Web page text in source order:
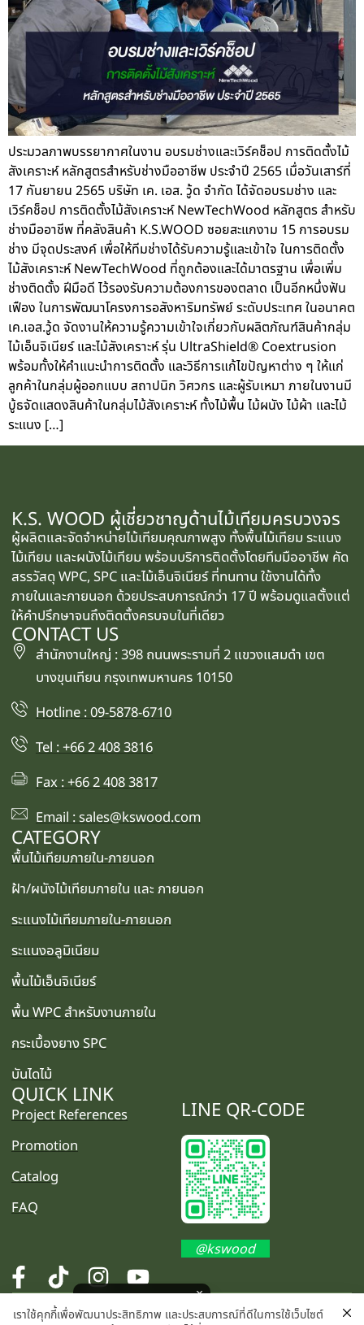
ประมวลภาพบรรยากาศในงาน อบรมช่างและเวิร์คช็อป การติดตั้งไม้
สังเคราะห์ หลักสูตรสำหรับช่างมืออาชีพ ประจำปี 2565 เมื่อวันเสาร์ที่
17 กันยายน 2565 บริษัท เค. เอส. วู้ด จำกัด ได้จัดอบรมช่าง และ
เวิร์คช็อป การติดตั้งไม้สังเคราะห์ NewTechWood หลักสูตร สำหรับ
ช่างมืออาชีพ ที่คลังสินค้า K.S.WOOD ซอยสะแกงาม 15 การอบรม
ช่าง มีจุดประสงค์ เพื่อให้ทีมช่างได้รับความรู้และเข้าใจ ในการติดตั้ง
ไม้สังเคราะห์ NewTechWood ที่ถูกต้องและได้มาตรฐาน เพื่อเพิ่ม
ช่างติดตั้ง ฝีมือดี ไว้รองรับความต้องการของตลาด เป็นอีกหนึ่งฟัน
เฟือง ในการพัฒนาโครงการอสังหาริมทรัพย์ ระดับประเทศ ในอนาคต
เค.เอส.วู้ด จัดงานให้ความรู้ความเข้าใจเกี่ยวกับผลิตภัณฑ์สินค้ากลุ่ม
ไม้เอ็นจิเนียร์ และไม้สังเคราะห์ รุ่น UltraShield® Coextrusion
พร้อมทั้งให้คำแนะนำการติดตั้ง และวิธีการแก้ไขปัญหาต่าง ๆ ให้แก่
ลูกค้าในกลุ่มผู้ออกแบบ สถาปนิก วิศวกร และผู้รับเหมา ภายในงานมี
บู้ธจัดแสดงสินค้าในกลุ่มไม้สังเคราะห์ ทั้งไม้พื้น ไม้ผนัง ไม้ผ้า และไม้
ระแนง […]
K.S. WOOD ผู้เชี่ยวชาญด้านไม้เทียมครบวงจร
ผู้ผลิตและจัดจำหน่ายไม้เทียมคุณภาพสูง ทั้งพื้นไม้เทียม ระแนง
ไม้เทียม และผนังไม้เทียม พร้อมบริการติดตั้งโดยทีมมืออาชีพ คัด
สรรวัสดุ WPC, SPC และไม้เอ็นจิเนียร์ ที่ทนทาน ใช้งานได้ทั้ง
ภายในและภายนอก ด้วยประสบการณ์กว่า 17 ปี พร้อมดูแลตั้งแต่
ให้คำปรึกษาจนถึงติดตั้งครบจบในที่เดียว
CONTACT US
สำนักงานใหญ่ : 398 ถนนพระรามที่ 2 แขวงแสมดำ เขต
บางขุนเทียน กรุงเทพมหานคร 10150
Hotline : 09-5878-6710
Tel : +66 2 408 3816
Fax : +66 2 408 3817
Email : sales@kswood.com
CATEGORY
พื้นไม้เทียมภายใน-ภายนอก
ฝ้า/ผนังไม้เทียมภายใน และ ภายนอก
ระแนงไม้เทียมภายใน-ภายนอก
ระแนงอลูมิเนียม
พื้นไม้เอ็นจิเนียร์
พื้น WPC สำหรับงานภายใน
กระเบื้องยาง SPC
บันไดไม้
QUICK LINK
Project References
Promotion
Catalog
FAQ
LINE QR-CODE
@kswood
©2025 K.S. WOOD CO., LTD. All rights reserved.
เราใช้คุกกี้เพื่อพัฒนาประสิทธิภาพ และประสบการณ์ที่ดีในการใช้เว็บไซต์